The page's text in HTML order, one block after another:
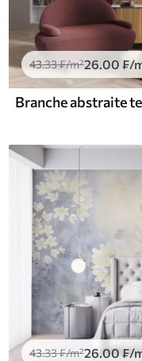
43.33₣/m²26.00 ₣/
43.33₣/m²26.00 ₣/